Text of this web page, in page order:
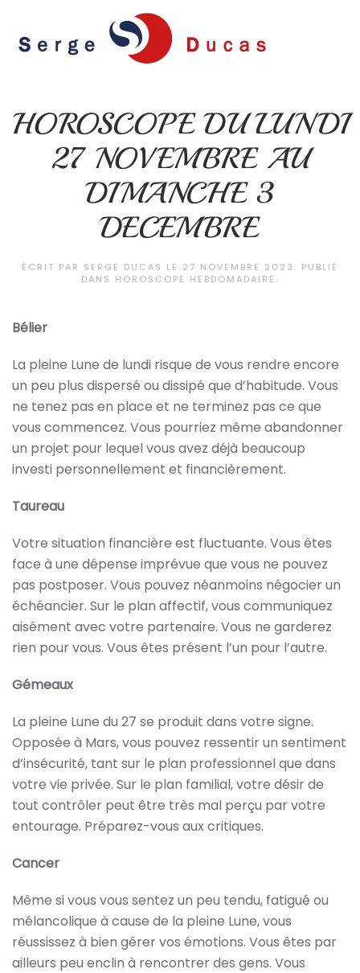
Skip to main content
HOROSCOPE DU LUNDI
27 NOVEMBRE AU
DIMANCHE 3
DECEMBRE
ÉCRIT PAR SERGE DUCAS LE 27 NOVEMBRE 2023 . PUBLIÉ
DANS HOROSCOPE HEBDOMADAIRE .
Bélier
La pleine Lune de lundi risque de vous rendre encore
un peu plus dispersé ou dissipé que d’habitude. Vous
ne tenez pas en place et ne terminez pas ce que
vous commencez. Vous pourriez même abandonner
un projet pour lequel vous avez déjà beaucoup
investi personnellement et financièrement.
Taureau
Votre situation financière est fluctuante. Vous êtes
face à une dépense imprévue que vous ne pouvez
pas postposer. Vous pouvez néanmoins négocier un
échéancier. Sur le plan affectif, vous communiquez
aisément avec votre partenaire. Vous ne garderez
rien pour vous. Vous êtes présent l’un pour l’autre.
Gémeaux
La pleine Lune du 27 se produit dans votre signe.
Opposée à Mars, vous pouvez ressentir un sentiment
d’insécurité, tant sur le plan professionnel que dans
votre vie privée. Sur le plan familial, votre désir de
tout contrôler peut être très mal perçu par votre
entourage. Préparez-vous aux critiques.
Cancer
Même si vous vous sentez un peu tendu, fatigué ou
mélancolique à cause de la pleine Lune, vous
réussissez à bien gérer vos émotions. Vous êtes par
ailleurs peu enclin à rencontrer des gens. Vous